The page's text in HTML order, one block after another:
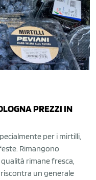
PREZZI IN
per i mirtilli,
Rimangono
rimane fresca,
un generale